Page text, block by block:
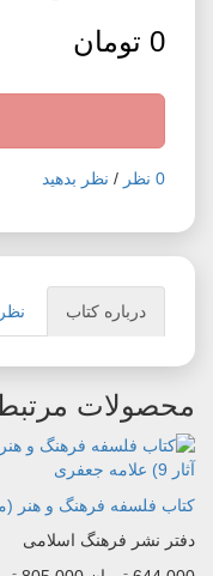
0 تومان
0 نظر / نظر بدهید
درباره کتاب
محصولات
کتاب فلسفه فرهنگ و هنر (مجموعه آثار
دفتر نشر فرهنگ اسلامی